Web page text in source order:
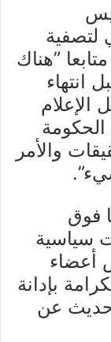
لتصفية
”هناك
انتهاء
الإعلام
والأمر
فوق
سياسية
أعضاء
بإدانة
عن